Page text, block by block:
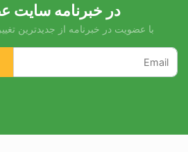
در خبرنامه سایت
با عضویت در خبرنامه از جدیدترین